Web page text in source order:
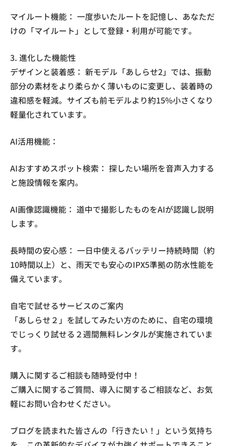
マイルート機能： 一度歩いたルートを記憶し、あなただ
けの「マイルート」として登録・利用が可能です。
3. 進化した機能性
デザインと装着感： 新モデル「あしらせ2」では、振動
部分の素材をより柔らかく薄いものに変更し、装着時の
違和感を軽減。サイズも前モデルより約15%小さくなり
軽量化されています。
AI活用機能：
AIおすすめスポット検索： 探したい場所を音声入力する
と施設情報を案内。
AI画像認識機能： 道中で撮影したものをAIが認識し説明
します。
長時間の安心感： 一日中使えるバッテリー持続時間（約
10時間以上）と、雨天でも安心のIPX5準拠の防水性能を
備えています。
自宅で試せるサービスのご案内
「あしらせ２」を試してみたい方のために、自宅の環境
でじっくり試せる２週間無料レンタルが実施されていま
す。
購入に関するご相談も随時受付中！
ご購入に関するご質問、導入に関するご相談など、お気
軽にお問い合わせください。
ブログを読まれた皆さんの「行きたい！」という気持ち